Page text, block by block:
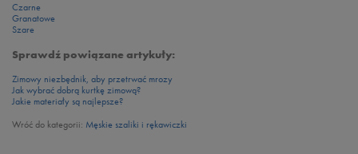
Czarne
Granatowe
Szare
Sprawdź powiązane artykuły:
Zimowy niezbędnik, aby przetrwać mrozy
Jak wybrać dobrą kurtkę zimową?
Jakie materiały są najlepsze?
Wróć do kategorii: Męskie szaliki i rękawiczki